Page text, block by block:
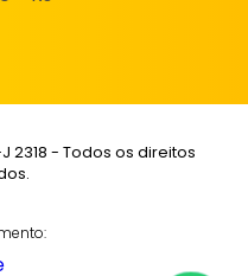
2318 - Todos os direitos